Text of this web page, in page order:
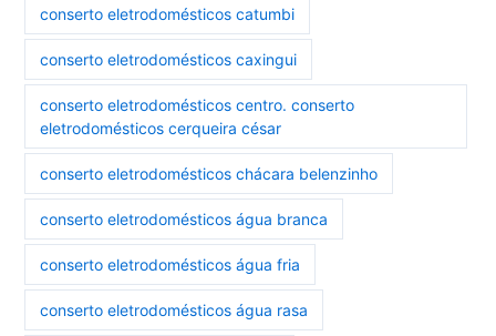
conserto eletrodomésticos catumbi
conserto eletrodomésticos caxingui
conserto eletrodomésticos centro. conserto
eletrodomésticos cerqueira césar
conserto eletrodomésticos chácara belenzinho
conserto eletrodomésticos água branca
conserto eletrodomésticos água fria
conserto eletrodomésticos água rasa